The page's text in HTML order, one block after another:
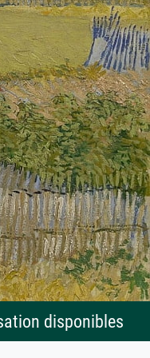
disponibles